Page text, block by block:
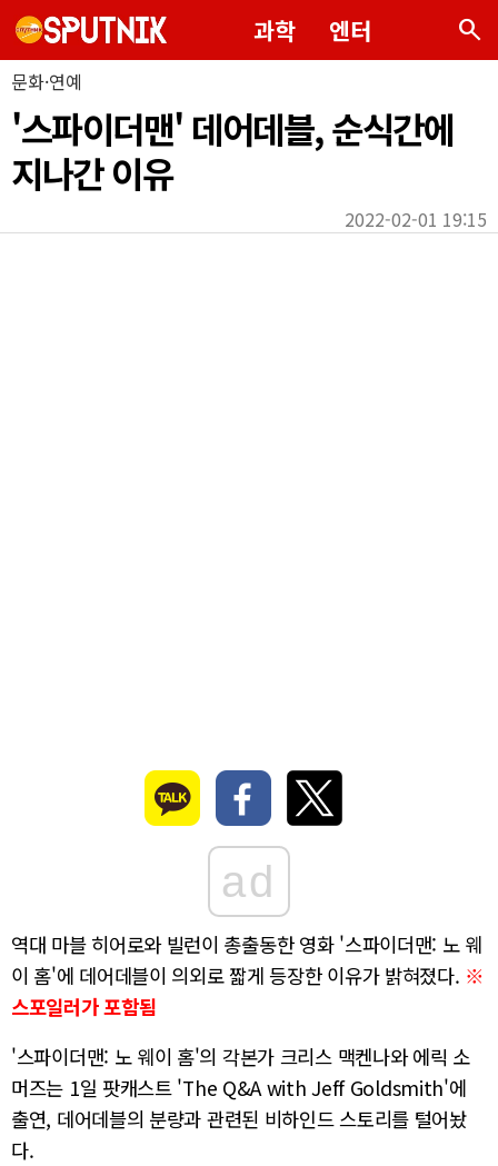
과학 엔터 search
문화·연예
'스파이더맨' 데어데블, 순식간에
지나간 이유
2022-02-01 19:15
ad
역대 마블 히어로와 빌런이 총출동한 영화'스파이더맨: 노 웨
이 홈'에 데어데블이 의외로 짧게 등장한 이유가 밝혀졌다. ※
스포일러가 포함됨
'스파이더맨: 노 웨이 홈'의 각본가 크리스 맥켄나와 에릭 소
머즈는 1일 팟캐스트 'The Q&A with Jeff Goldsmith'에
출연, 데어데블의 분량과 관련된 비하인드 스토리를 털어놨
다.